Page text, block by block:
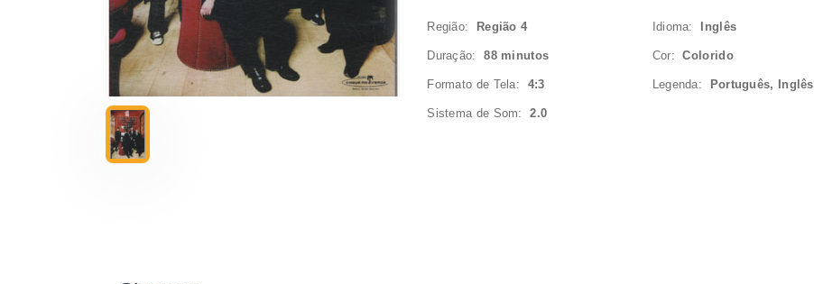
Região: Região 4 Idioma: Inglês
Duração:88 minutos Cor:Colorido
Formato de Tela: 4:3 Legenda: Português, Inglês
Sistema de Som:2.0